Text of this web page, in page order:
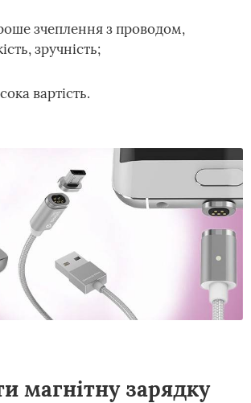
зчеплення з проводом,
зручність;
вартість.
магнітну зарядку